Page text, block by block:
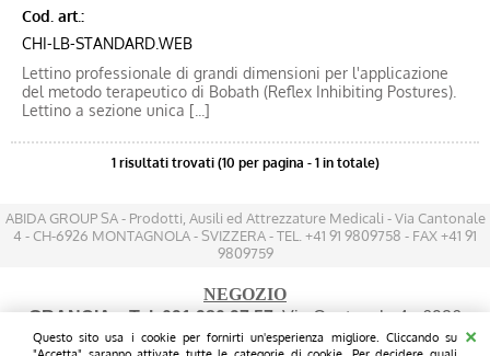
Questo sito usa i cookie per fornirti un'esperienza migliore. Cliccando su
Cod. art.:
CHI-LB-STANDARD.WEB
Lettino professionale di grandi dimensioni per l'applicazione
del metodo terapeutico di Bobath (Reflex Inhibiting Postures).
Lettino a sezione unica [...]
1 risultati trovati (10 per pagina - 1 in totale)
ABIDA GROUP SA - Prodotti, Ausili ed Attrezzature Medicali - Via Cantonale
4 - CH-6926 MONTAGNOLA - SVIZZERA - TEL. +41 91 9809758 - FAX +41 91
9809759
NEGOZIO
GRANCIA - Tel. 091 980 97 57: Via Cantonale 4 - 6926
MONTAGNOLA - (200 mt prima dell'IKEA sul lato destro